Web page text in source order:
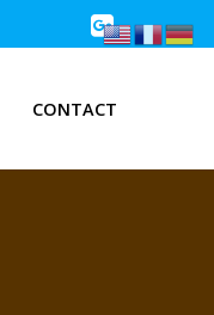
CONTACT